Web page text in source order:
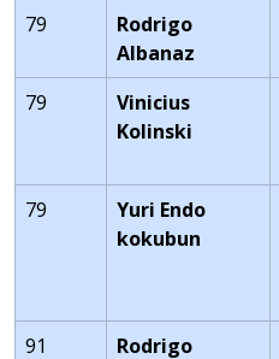
79
Rodrigo
Albanaz
79
Vinicius
Kolinski
79
Yuri Endo
kokubun
91
Rodrigo